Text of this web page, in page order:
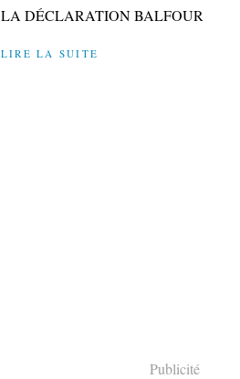
LA DÉCLARATION BALFOUR
LIRE LA SUITE
Publicité